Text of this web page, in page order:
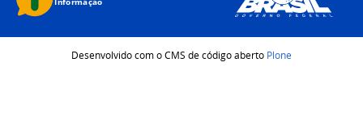
Desenvolvido com o CMS de código aberto Plone